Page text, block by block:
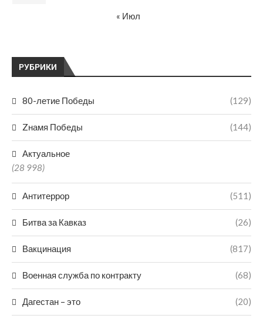
РУБРИКИ
80-летие Победы (129)
Zнамя Победы (144)
Актуальное
(28 998)
Антитеррор (511)
Битва за Кавказ (26)
Вакцинация (817)
Военная служба по контракту (68)
Дагестан – это (20)
« Июл